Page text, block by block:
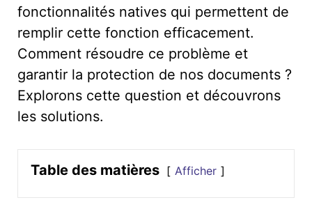
fonctionnalités natives qui permettent de
remplir cette fonction efficacement.
Comment résoudre ce problème et
garantir la protection de nos documents ?
Explorons cette question et découvrons
les solutions.
Table des matières Afficher